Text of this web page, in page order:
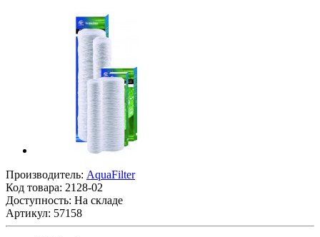
Производитель: AquaFilter
Код товара: 2128-02
Доступность: На складе
Артикул: 57158